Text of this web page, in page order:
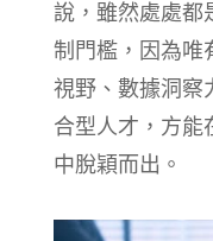
說，雖然處處都
制門檻，因為唯
視野、數據洞察
合型人才，方能
中脫穎而出。